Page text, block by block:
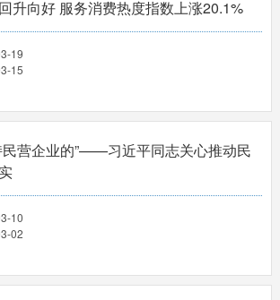
升向好 服务消费热度指数上涨20.1%
19
15
民营企业的”——习近平同志关心推动民
10
02